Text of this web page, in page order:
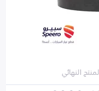
النهائي